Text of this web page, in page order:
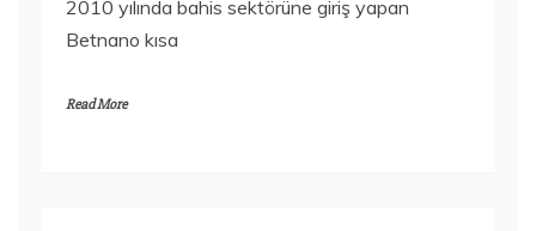
2010 yılında bahis sektörüne giriş yapan
Betnano kısa
Read More